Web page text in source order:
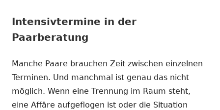
Intensivtermine in der
Paarberatung
Manche Paare brauchen Zeit zwischen einzelnen
Terminen. Und manchmal ist genau das nicht
möglich. Wenn eine Trennung im Raum steht,
eine Affäre aufgeflogen ist oder die Situation